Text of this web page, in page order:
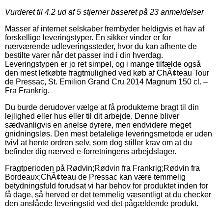
Vurderet til 4.2 ud af 5 stjerner baseret på 23 anmeldelser
Masser af internet selskaber frembyder heldigvis et hav af
forskellige leveringstyper. En sikker vinder er for
nærværende udleveringssteder, hvor du kan afhente de
bestilte varer når det passer ind i din hverdag.
Leveringstypen er jo ret simpel, og i mange tilfælde også
den mest letkøbte fragtmulighed ved køb af ChÃ¢teau Tour
de Pressac, St. Emilion Grand Cru 2014 Magnum 150 cl. –
Fra Frankrig.
Du burde derudover vælge at få produkterne bragt til din
lejlighed eller hus eller til dit arbejde. Denne bliver
sædvanligvis en anelse dyrere, men endvidere meget
gnidningsløs. Den mest betalelige leveringsmetode er uden
tvivl at hente ordren selv, som dog stiller krav om at du
befinder dig nærved e-forretningens arbejdslager.
Fragtperioden på Rødvin;Rødvin fra Frankrig;Rødvin fra
Bordeaux;ChÃ¢teau de Pressac kan være temmelig
betydningsfuld forudsat vi har behov for produktet inden for
få dage, så herved er det temmelig væsentligt at du checker
den anslåede leveringstid ved det pågældende produkt.